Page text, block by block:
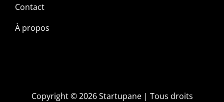
Contact
À propos
Copyright ©2026 Startupane | Tous droits